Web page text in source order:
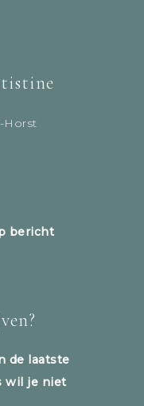
Horst
bericht
de laatste
wil je niet